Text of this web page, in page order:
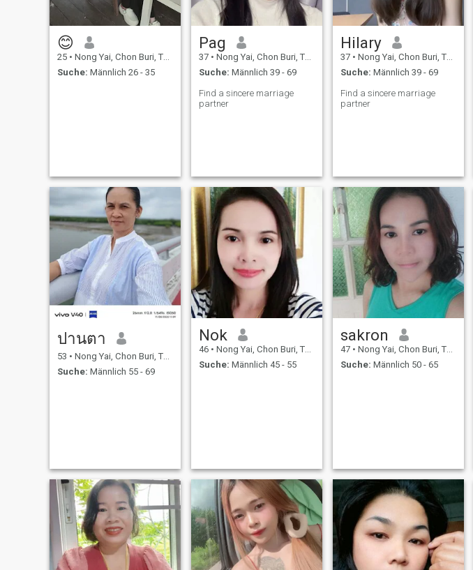
😊
25 • Nong Yai, Chon Buri, Thailand
Suche: Männlich 26 - 35
Pag
37 • Nong Yai, Chon Buri, Thailand
Suche: Männlich 39 - 69
Find a sincere marriage
partner
Hilary
37 • Nong Yai, Chon Buri, Thailand
Suche: Männlich 39 - 69
Find a sincere marriage
partner
ปานตา
53 • Nong Yai, Chon Buri, Thailand
Suche: Männlich 55 - 69
Nok
46 • Nong Yai, Chon Buri, Thailand
Suche: Männlich 45 - 55
sakron
47 • Nong Yai, Chon Buri, Thailand
Suche: Männlich 50 - 65